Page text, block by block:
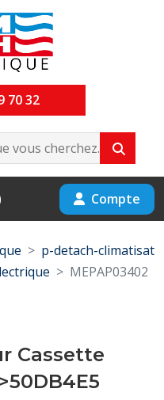
70 32
Compte
p-detach-climatisat
MEPAP03402
Cassette